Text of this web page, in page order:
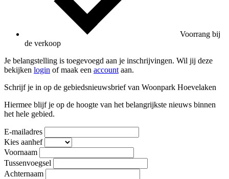
Voorrang bij
de verkoop
Je belangstelling is toegevoegd aan je inschrijvingen. Wil jij deze
bekijken login of maak een accountaan.
Schrijf je in op de gebiedsnieuwsbrief van Woonpark Hoevelaken
Hiermee blijf je op de hoogte van het belangrijkste nieuws binnen
het hele gebied.
E-mailadres
Kies aanhef
Voornaam
Tussenvoegsel
Achternaam